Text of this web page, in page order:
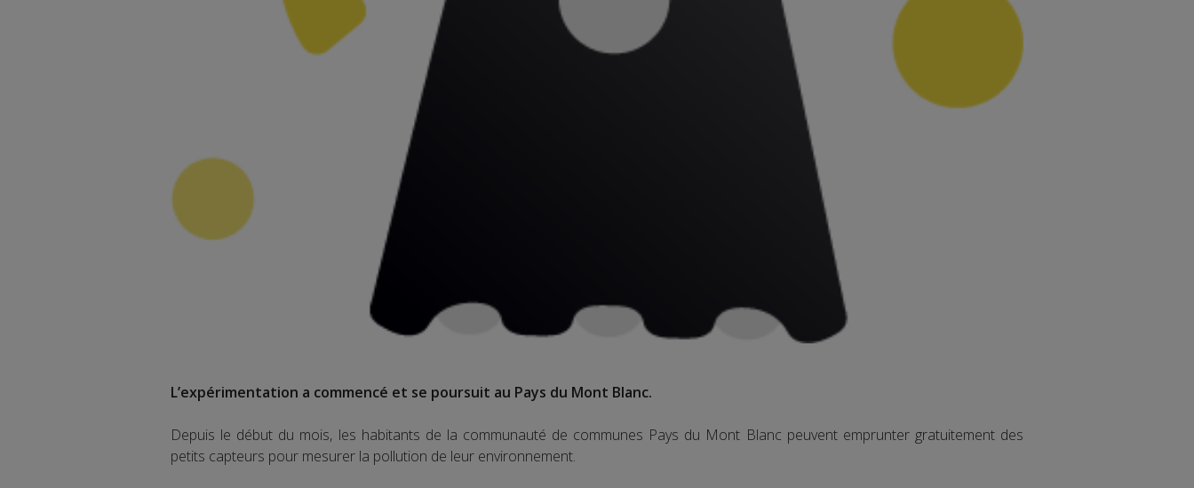
L’expérimentation a commencé et se poursuit au Pays du Mont Blanc.
Depuis le début du mois, les habitants de la communauté de communes Pays du Mont Blanc peuvent emprunter gratuitement des
petits capteurs pour mesurer la pollution de leur environnement.